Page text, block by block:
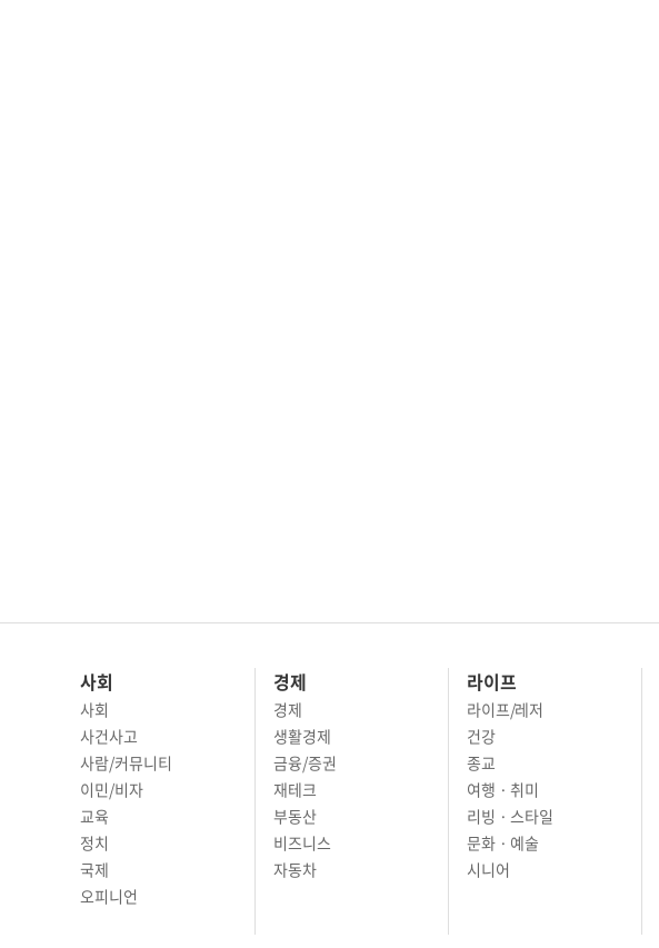
사회
사회
사건사고
사람/커뮤니티
이민/비자
교육
정치
국제
오피니언
경제
경제
생활경제
금융/증권
재테크
부동산
비즈니스
자동차
라이프
라이프/레저
건강
종교
여행 · 취미
리빙 · 스타일
문화 · 예술
시니어